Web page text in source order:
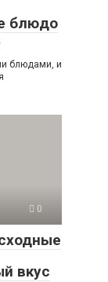
блюдо
блюдами, и
0
вкус